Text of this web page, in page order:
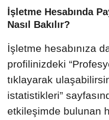
İşletme Hesabında
Nasıl Bakılır?
İşletme hesabınıza
profilinizdeki
tıklayarak
istatistikleri”
etkileşimde bulunan